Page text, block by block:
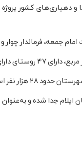
جمعه، فرماندار
هزار نفر است.